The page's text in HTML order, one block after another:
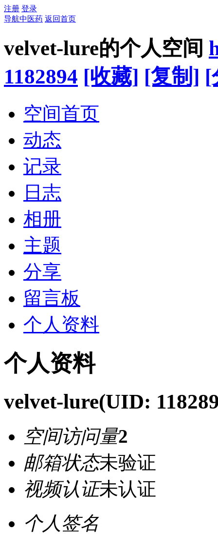
注册 登录
导航中医药 返回首页
velvet-lure的个人空间
1182894 [收藏] [复制] [
空间首页
动态
记录
日志
相册
主题
分享
留言板
个人资料
个人资料
velvet-lure(UID:
空间访问量2
邮箱状态未验证
视频认证未认证
个人签名